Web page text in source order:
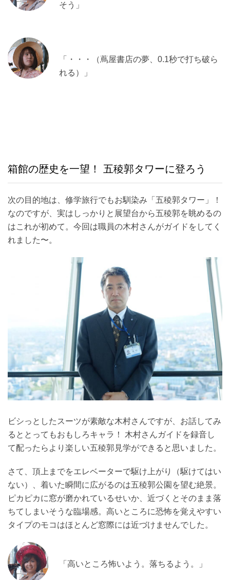
そう」
「・・・（蔦屋書店の夢、0.1秒で打ち破ら
れる）」
箱館の歴史を一望！ 五稜郭タワーに登ろう
次の目的地は、修学旅行でもお馴染み「五稜郭タワー」！
なのですが、実はしっかりと展望台から五稜郭を眺めるの
はこれが初めて。今回は職員の木村さんがガイドをしてく
れました〜。
ビシっとしたスーツが素敵な木村さんですが、お話してみ
るととってもおもしろキャラ！ 木村さんガイドを録音し
て配ったらより楽しい五稜郭見学ができると思いました。
さて、頂上までをエレベーターで駆け上がり（駆けてはい
ない）、着いた瞬間に広がるのは五稜郭公園を望む絶景。
ピカピカに窓が磨かれているせいか、近づくとそのまま落
ちてしまいそうな臨場感。高いところに恐怖を覚えやすい
タイプのモコはほとんど窓際には近づけませんでした。
「高いところ怖いよう。落ちるよう。」